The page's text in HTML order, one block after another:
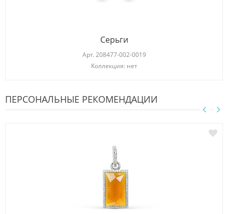
Серьги
Арт. 208477-002-0019
Коллекция: нет
ПЕРСОНАЛЬНЫЕ РЕКОМЕНДАЦИИ